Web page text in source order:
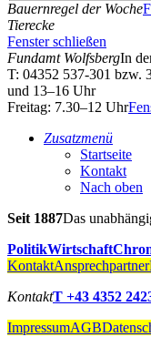
Bauernregel der Woche
Tierecke
Fenster schließen
Fundamt WolfsbergIn
T: 04352 537-301 bzw.
und 13–16 Uhr
Freitag: 7.30–12 Uhr
Zusatzmenü
Startseite
Kontakt
Nach oben
Seit 1887Das
PolitikWirtschaft
KontaktAnsprechpartner
KontaktT +43 4352
ImpressumAGB